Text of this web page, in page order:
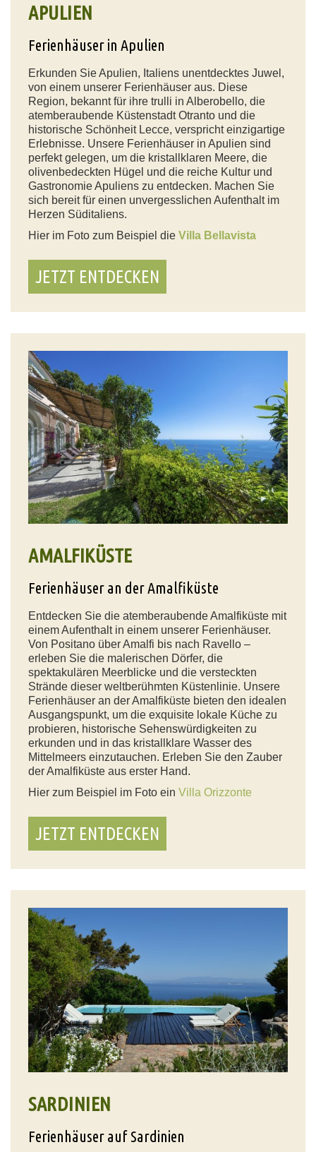
APULIEN
Ferienhäuser in Apulien
Erkunden Sie Apulien, Italiens unentdecktes Juwel,
von einem unserer Ferienhäuser aus. Diese
Region, bekannt für ihre trulli in Alberobello, die
atemberaubende Küstenstadt Otranto und die
historische Schönheit Lecce, verspricht einzigartige
Erlebnisse. Unsere Ferienhäuser in Apulien sind
perfekt gelegen, um die kristallklaren Meere, die
olivenbedeckten Hügel und die reiche Kultur und
Gastronomie Apuliens zu entdecken. Machen Sie
sich bereit für einen unvergesslichen Aufenthalt im
Herzen Süditaliens.
Hier im Foto zum Beispiel die Villa Bellavista
JETZT ENTDECKEN
AMALFIKÜSTE
Ferienhäuser an der Amalfiküste
Entdecken Sie die atemberaubende Amalfiküste mit
einem Aufenthalt in einem unserer Ferienhäuser.
Von Positano über Amalfi bis nach Ravello –
erleben Sie die malerischen Dörfer, die
spektakulären Meerblicke und die versteckten
Strände dieser weltberühmten Küstenlinie. Unsere
Ferienhäuser an der Amalfiküste bieten den idealen
Ausgangspunkt, um die exquisite lokale Küche zu
probieren, historische Sehenswürdigkeiten zu
erkunden und in das kristallklare Wasser des
Mittelmeers einzutauchen. Erleben Sie den Zauber
der Amalfiküste aus erster Hand.
Hier zum Beispiel im Foto ein Villa Orizzonte
JETZT ENTDECKEN
SARDINIEN
Ferienhäuser auf Sardinien